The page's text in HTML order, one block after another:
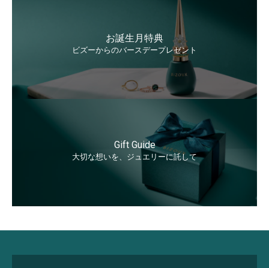
お誕生月特典
ビズーからのバースデープレゼント
Gift Guide
大切な想いを、ジュエリーに託して
永久サポート